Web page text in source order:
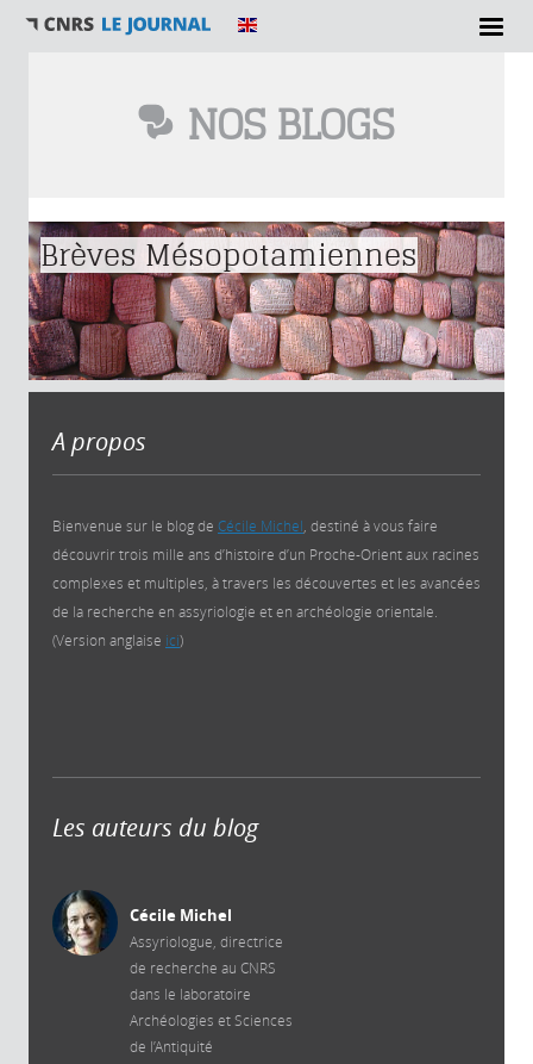
NOS BLOGS
Vous êtes ici
Brèves Mésopotamiennes
A propos
Bienvenue sur le blog de Cécile Michel, destiné à vous faire
découvrir trois mille ans d’histoire d’un Proche-Orient aux racines
complexes et multiples, à travers les découvertes et les avancées
de la recherche en assyriologie et en archéologie orientale.
(Version anglaise ici)
Les auteurs du blog
Cécile Michel
Assyriologue, directrice
de recherche au CNRS
dans le laboratoire
Archéologies et Sciences
de l’Antiquité